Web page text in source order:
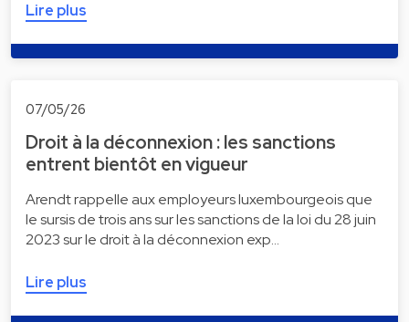
Lire plus
07/05/26
Droit à la déconnexion : les sanctions
entrent bientôt en vigueur
Arendt rappelle aux employeurs luxembourgeois que
le sursis de trois ans sur les sanctions de la loi du 28 juin
2023 sur le droit à la déconnexion exp…
Lire plus